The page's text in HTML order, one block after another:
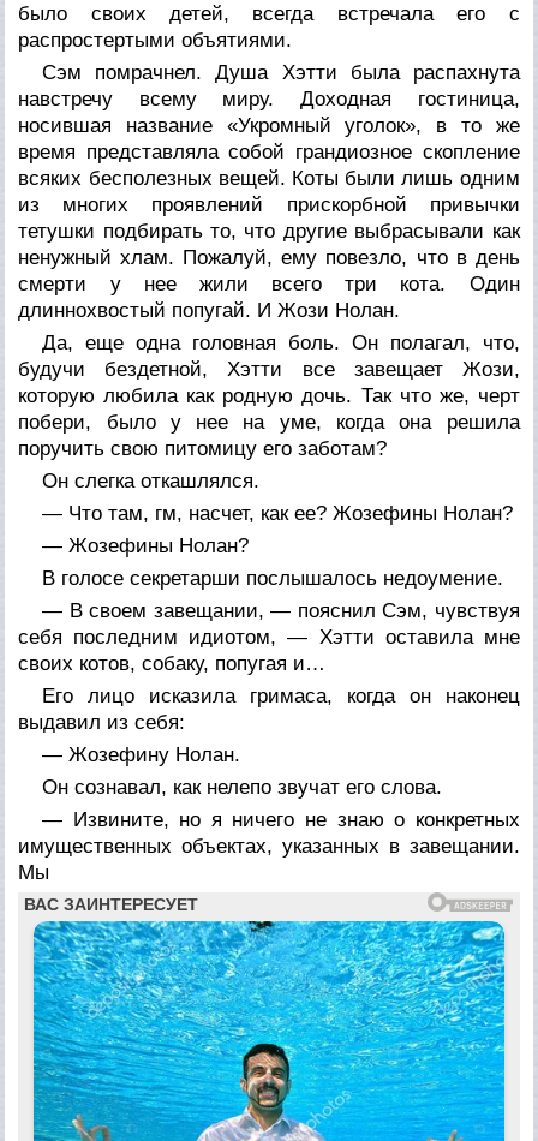
было своих детей, всегда встречала его с
распростертыми объятиями.
Сэм помрачнел. Душа Хэтти была распахнута
навстречу всему миру. Доходная гостиница,
носившая название «Укромный уголок», в то же
время представляла собой грандиозное скопление
всяких бесполезных вещей. Коты были лишь одним
из многих проявлений прискорбной привычки
тетушки подбирать то, что другие выбрасывали как
ненужный хлам. Пожалуй, ему повезло, что в день
смерти у нее жили всего три кота. Один
длиннохвостый попугай. И Жози Нолан.
Да, еще одна головная боль. Он полагал, что,
будучи бездетной, Хэтти все завещает Жози,
которую любила как родную дочь. Так что же, черт
побери, было у нее на уме, когда она решила
поручить свою питомицу его заботам?
Он слегка откашлялся.
— Что там, гм, насчет, как ее? Жозефины Нолан?
— Жозефины Нолан?
В голосе секретарши послышалось недоумение.
— В своем завещании, — пояснил Сэм, чувствуя
себя последним идиотом, — Хэтти оставила мне
своих котов, собаку, попугая и…
Его лицо исказила гримаса, когда он наконец
выдавил из себя:
— Жозефину Нолан.
Он сознавал, как нелепо звучат его слова.
— Извините, но я ничего не знаю о конкретных
имущественных объектах, указанных в завещании.
Мы